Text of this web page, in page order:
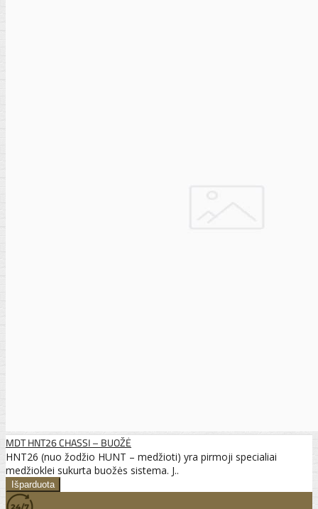
MDT HNT26 CHASSI – BUOŽĖ
HNT26 (nuo žodžio HUNT – medžioti) yra pirmoji specialiai
medžioklei sukurta buožės sistema. J..